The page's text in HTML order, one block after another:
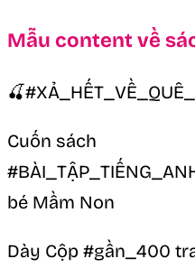
Mẫu content về
Cuốn sách
bé Mầm Non
Dày Cộp #gần_400